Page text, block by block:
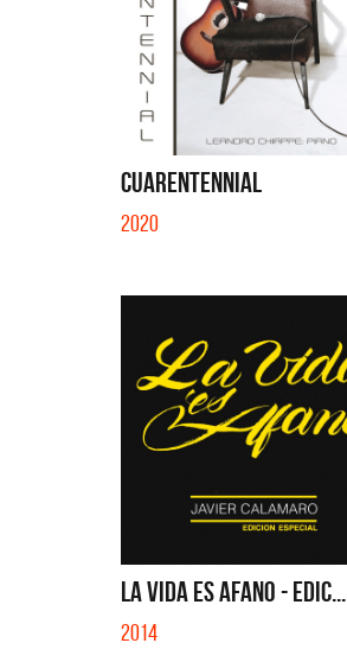
CUARENTENNIAL
2020
LA VIDA ES AFANO - EDIC...
2014